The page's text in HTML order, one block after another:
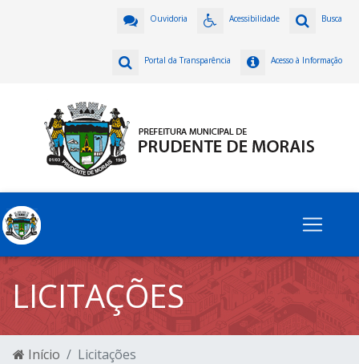
Busca
Acessibilidade
Ouvidoria
Acesso à Informação
Portal da Transparência
LICITAÇÕES
Início Licitações